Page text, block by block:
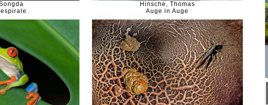
Hinsche, Thomas
Auge in Auge